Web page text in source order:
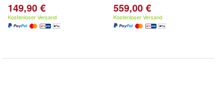
149,90 €
Kostenloser Versand
559,00 €
Kostenloser Versand